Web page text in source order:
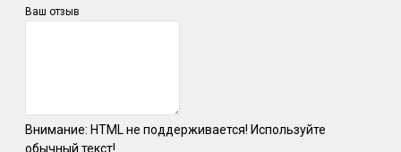
Ваш отзыв
Внимание: HTML не поддерживается! Используйте
обычный текст!